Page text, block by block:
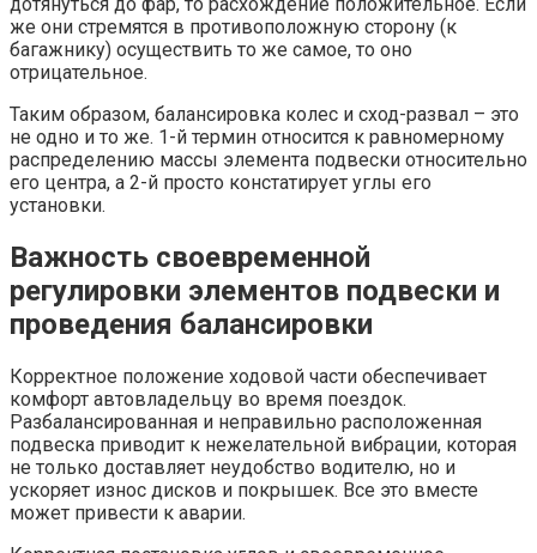
дотянуться до фар, то расхождение положительное. Если
же они стремятся в противоположную сторону (к
багажнику) осуществить то же самое, то оно
отрицательное.
Таким образом, балансировка колес и сход-развал – это
не одно и то же. 1-й термин относится к равномерному
распределению массы элемента подвески относительно
его центра, а 2-й просто констатирует углы его
установки.
Важность своевременной
регулировки элементов подвески и
проведения балансировки
Корректное положение ходовой части обеспечивает
комфорт автовладельцу во время поездок.
Разбалансированная и неправильно расположенная
подвеска приводит к нежелательной вибрации, которая
не только доставляет неудобство водителю, но и
ускоряет износ дисков и покрышек. Все это вместе
может привести к аварии.